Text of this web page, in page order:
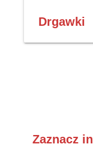
Drgawki
Zaznacz